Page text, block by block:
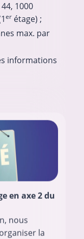
1000
erétage) ;
max. par
informations
en axe 2 du
nous
la